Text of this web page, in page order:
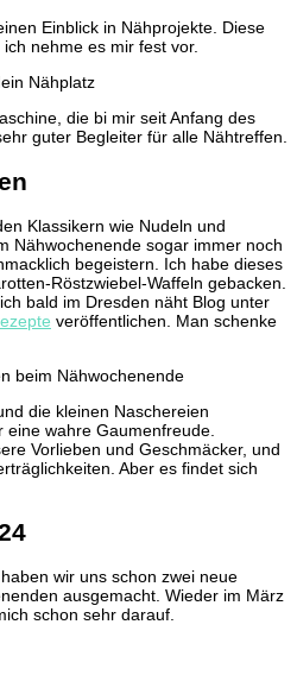
Einblick in Nähprojekte. Diese
nehme es mir fest vor.
die bi mir seit Anfang des
guter Begleiter für alle Nähtreffen.
Klassikern wie Nudeln und
Nähwochenende sogar immer noch
begeistern. Ich habe dieses
Röstzwiebel-Waffeln gebacken.
bald im Dresden näht Blog unter
veröffentlichen. Man schenke
die kleinen Naschereien
eine wahre Gaumenfreude.
Vorlieben und Geschmäcker, und
Aber es findet sich
wir uns schon zwei neue
ausgemacht. Wieder im März
schon sehr darauf.